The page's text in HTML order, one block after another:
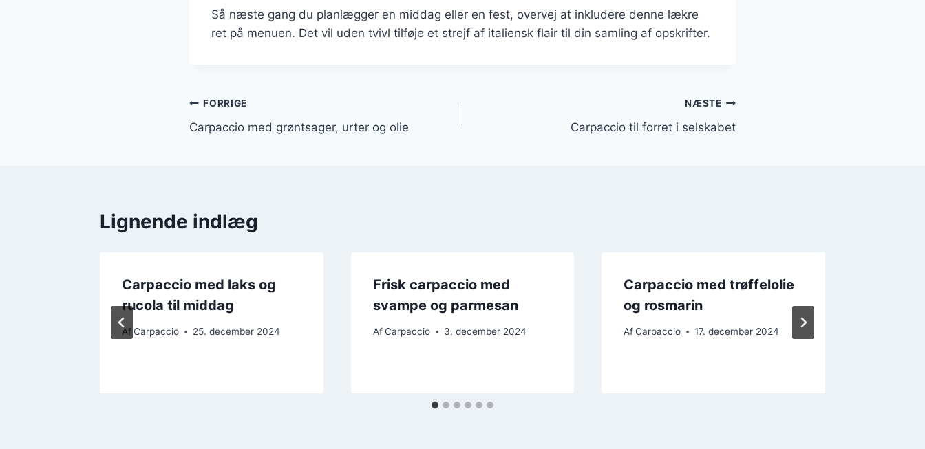
Så næste gang du planlægger en middag eller en fest, overvej at inkludere denne lækre
ret på menuen. Det vil uden tvivl tilføje et strejf af italiensk flair til din samling af opskrifter.
Indlægsnavigation
FORRIGE
Carpaccio med grøntsager, urter og olie
NÆSTE
Carpaccio til forret i selskabet
Lignende indlæg
Carpaccio med laks og
rucola til middag
AfCarpaccio 25. december 2024
Frisk carpaccio med
svampe og parmesan
Af Carpaccio 3. december 2024
Carpaccio med trøffelolie
og rosmarin
Af Carpaccio 17. december 2024